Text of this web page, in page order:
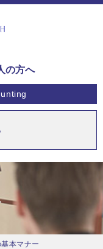
の方へ
本マナー